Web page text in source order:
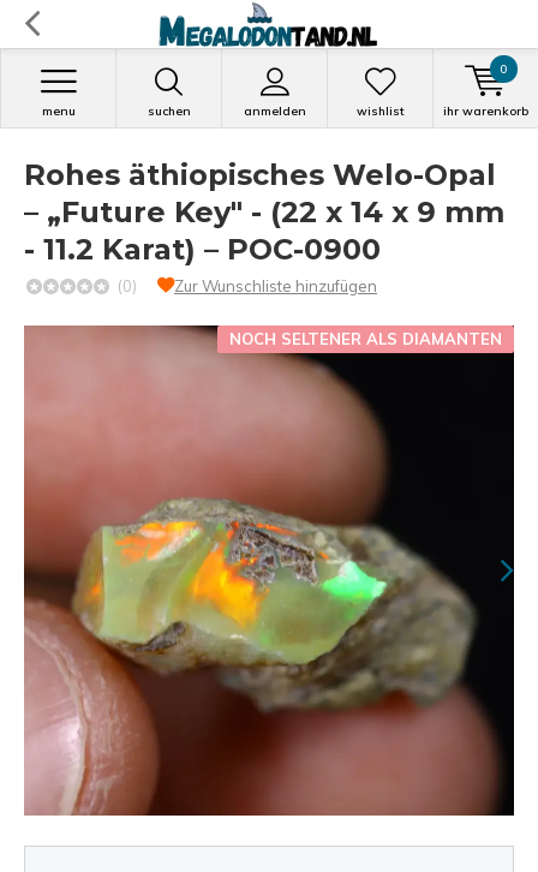
suchen anmelden
menu wishlist ihr warenkorb
0
Rohes äthiopisches Welo-Opal
– „Future Key" - (22 x 14 x 9 mm
- 11.2 Karat) – POC-0900
(0) Zur Wunschliste hinzufügen
NOCH SELTENER ALS DIAMANTEN